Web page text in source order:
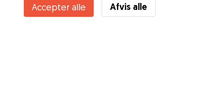
Accepter alle Afvis alle